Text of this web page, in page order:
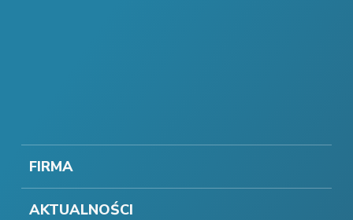
FIRMA
AKTUALNOŚCI